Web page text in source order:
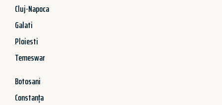
Cluj-Napoca
Galati
Ploiesti
Temeswar
Botosani
Constanța